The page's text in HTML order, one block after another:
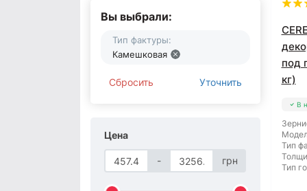
Акриловая декоративная
Декоративная штукатурка 2 мм
Белая декоративная штукатурка
штукатурка
Декоративная штукатурка 1,5
мм
Декоративная штукатурка
TIGOR
Декоративная штукатурка Plast
Вы выбрали:
Тип фактуры:
Камешковая
Сбросить Уточнить
Цена
- грн
под
кг)
В
Тип
Тип